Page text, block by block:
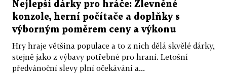
Nejlepší dárky pro hráče: Zlevněné
konzole, herní počítače a doplňky s
výborným poměrem ceny a výkonu
Hry hraje většina populace a to z nich dělá skvělé dárky,
stejně jako z výbavy potřebné pro hraní. Letošní
předvánoční slevy plní očekávání a...